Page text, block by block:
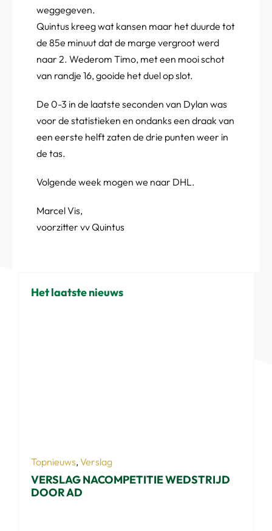
weggegeven.
Quintus kreeg wat kansen maar het duurde tot
de 85e minuut dat de marge vergroot werd
naar 2. Wederom Timo, met een mooi schot
van randje 16, gooide het duel op slot.
De 0-3 in de laatste seconden van Dylan was
voor de statistieken en ondanks een draak van
een eerste helft zaten de drie punten weer in
de tas.
Volgende week mogen we naar DHL.
Marcel Vis,
voorzitter vv Quintus
Het laatste nieuws
Topnieuws,Verslag
VERSLAG NACOMPETITIE WEDSTRIJD
DOOR AD